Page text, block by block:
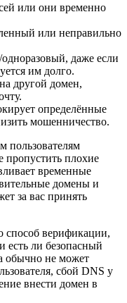
или они временно
или неправильно
даже если
им долго.
другой домен,
определённые
мошенничество.
пользователям
пропустить плохие
временные
домены и
за вас принять
способ верификации,
есть ли безопасный
обычно не может
сбой DNS у
внести домен в